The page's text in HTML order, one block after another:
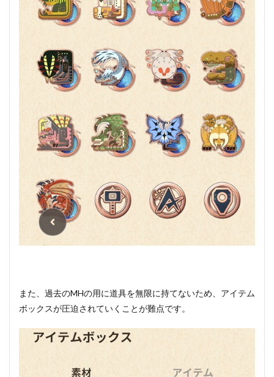
また、過去のMHの用に道具を無限に持てないため、アイテム
ボックスが圧迫されていくことが難点です。